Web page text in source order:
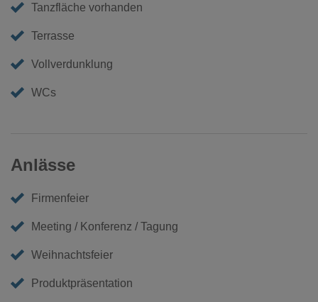
Tanzfläche vorhanden
Terrasse
Vollverdunklung
WCs
Anlässe
Firmenfeier
Meeting / Konferenz / Tagung
Weihnachtsfeier
Produktpräsentation